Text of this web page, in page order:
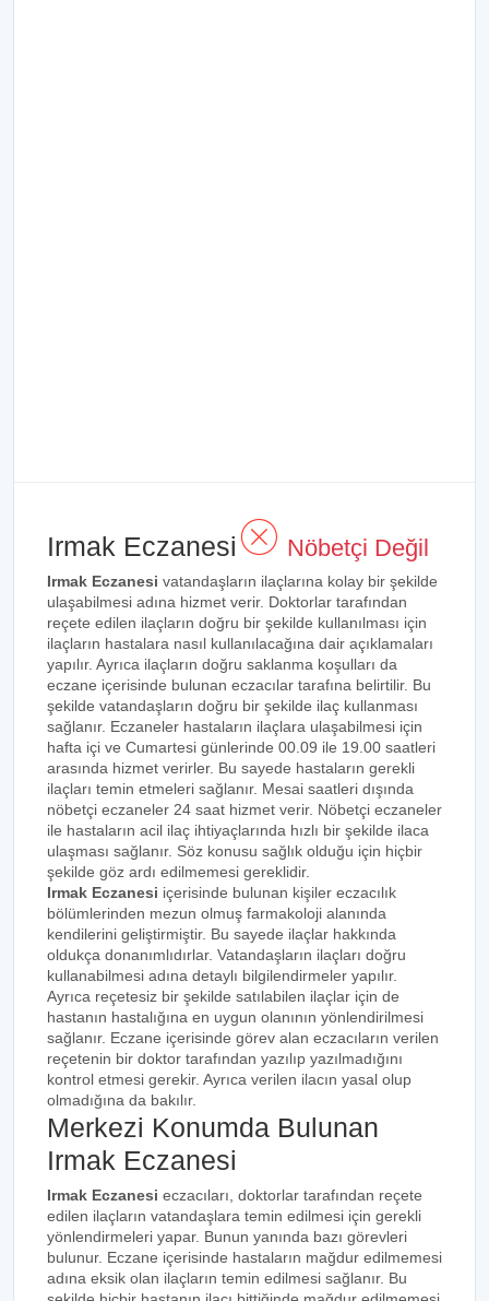
Irmak Eczanesi Nöbetçi Değil
Irmak Eczanesi vatandaşların ilaçlarına kolay bir şekilde
ulaşabilmesi adına hizmet verir. Doktorlar tarafından
reçete edilen ilaçların doğru bir şekilde kullanılması için
ilaçların hastalara nasıl kullanılacağına dair açıklamaları
yapılır. Ayrıca ilaçların doğru saklanma koşulları da
eczane içerisinde bulunan eczacılar tarafına belirtilir. Bu
şekilde vatandaşların doğru bir şekilde ilaç kullanması
sağlanır. Eczaneler hastaların ilaçlara ulaşabilmesi için
hafta içi ve Cumartesi günlerinde 00.09 ile 19.00 saatleri
arasında hizmet verirler. Bu sayede hastaların gerekli
ilaçları temin etmeleri sağlanır. Mesai saatleri dışında
nöbetçi eczaneler 24 saat hizmet verir. Nöbetçi eczaneler
ile hastaların acil ilaç ihtiyaçlarında hızlı bir şekilde ilaca
ulaşması sağlanır. Söz konusu sağlık olduğu için hiçbir
şekilde göz ardı edilmemesi gereklidir.
Irmak Eczanesi içerisinde bulunan kişiler eczacılık
bölümlerinden mezun olmuş farmakoloji alanında
kendilerini geliştirmiştir. Bu sayede ilaçlar hakkında
oldukça donanımlıdırlar. Vatandaşların ilaçları doğru
kullanabilmesi adına detaylı bilgilendirmeler yapılır.
Ayrıca reçetesiz bir şekilde satılabilen ilaçlar için de
hastanın hastalığına en uygun olanının yönlendirilmesi
sağlanır. Eczane içerisinde görev alan eczacıların verilen
reçetenin bir doktor tarafından yazılıp yazılmadığını
kontrol etmesi gerekir. Ayrıca verilen ilacın yasal olup
olmadığına da bakılır.
Merkezi Konumda Bulunan
Irmak Eczanesi
Irmak Eczanesi eczacıları, doktorlar tarafından reçete
edilen ilaçların vatandaşlara temin edilmesi için gerekli
yönlendirmeleri yapar. Bunun yanında bazı görevleri
bulunur. Eczane içerisinde hastaların mağdur edilmemesi
adına eksik olan ilaçların temin edilmesi sağlanır. Bu